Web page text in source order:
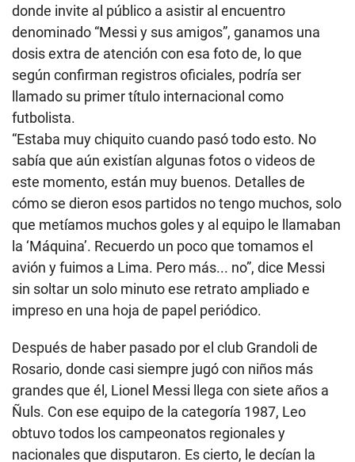
donde invite al público a asistir al encuentro
denominado “Messi y sus amigos”, ganamos una
dosis extra de atención con esa foto de, lo que
según confirman registros oficiales, podría ser
llamado su primer título internacional como
futbolista.
“Estaba muy chiquito cuando pasó todo esto. No
sabía que aún existían algunas fotos o videos de
este momento, están muy buenos. Detalles de
cómo se dieron esos partidos no tengo muchos, solo
que metíamos muchos goles y al equipo le llamaban
la ‘Máquina’. Recuerdo un poco que tomamos el
avión y fuimos a Lima. Pero más... no”, dice Messi
sin soltar un solo minuto ese retrato ampliado e
impreso en una hoja de papel periódico.
Después de haber pasado por el club Grandoli de
Rosario, donde casi siempre jugó con niños más
grandes que él, Lionel Messi llega con siete años a
Ñuls. Con ese equipo de la categoría 1987, Leo
obtuvo todos los campeonatos regionales y
nacionales que disputaron. Es cierto, le decían la